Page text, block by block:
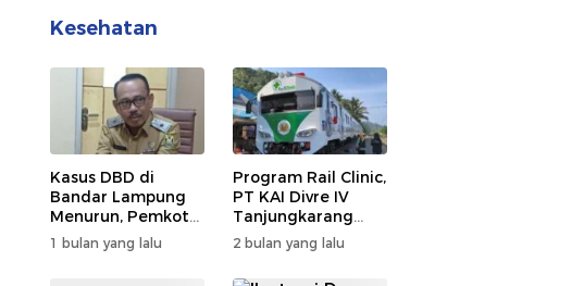
Kesehatan
Kasus DBD di
Bandar Lampung
Menurun, Pemkot
Genjot PSN
Wujudkan Nol
1 bulan yang lalu
Program Rail Clinic,
PT KAI Divre IV
Tanjungkarang
Beri Layanan
Kesehatan Gratis
250 Warga
2 bulan yang lalu